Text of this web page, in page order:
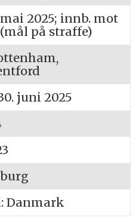
2025; innb. mot
på straffe)
juni 2025
Danmark